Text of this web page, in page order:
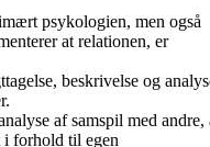
psykologien, men også
at relationen, er
beskrivelse og
af samspil med andre,
i forhold til egen